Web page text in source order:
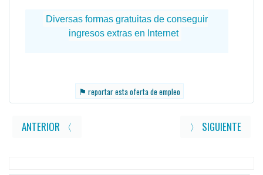
⚑ reportar esta oferta de empleo
ANTERIOR 〈 〉 SIGUIENTE